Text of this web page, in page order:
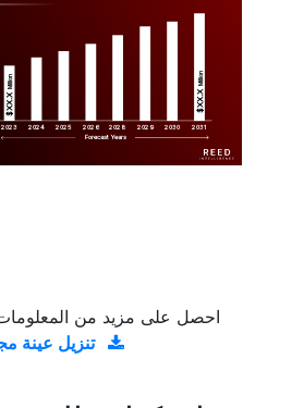
2023 2024 2025 2026 2028 2029 2030 2031
$XX.X
Million
$XX.X
Million
Forecast Years
احصل على مزيد من المعلومات
تنزيل عينة مجانية